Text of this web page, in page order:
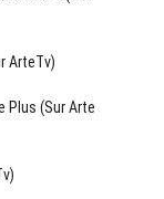
ArteTv)
Plus (sur Arte